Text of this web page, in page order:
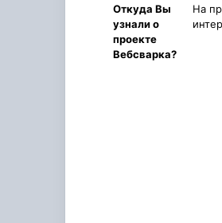
Oткyдa Вы
узнaли o
проекте
Вебсварка?
На